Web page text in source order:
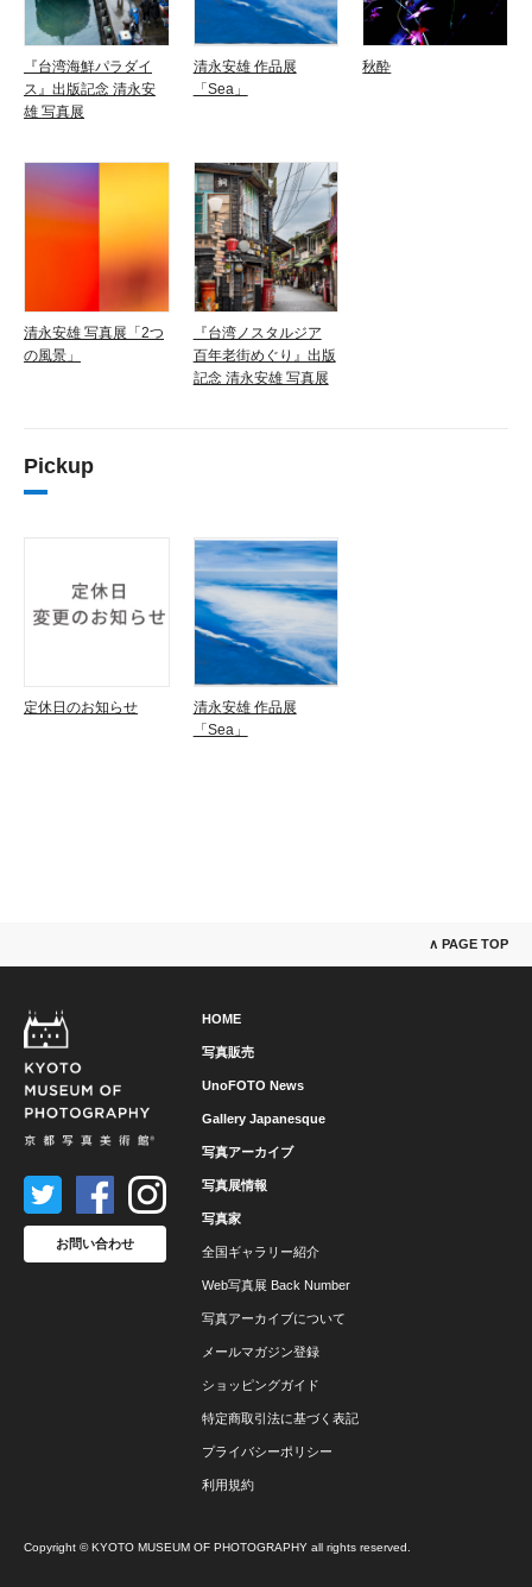
『台湾海鮮パラダイ
ス』出版記念 清永安
雄 写真展
清永安雄 作品展
「Sea」
秋酔
清永安雄 写真展「2つ
の風景」
『台湾ノスタルジア
百年老街めぐり』出版
記念 清永安雄 写真展
Pickup
定休日のお知らせ
清永安雄 作品展
「Sea」
∧ PAGE TOP
HOME
写真販売
UnoFOTO News
Gallery Japanesque
写真アーカイブ
写真展情報
写真家
全国ギャラリー紹介
Web写真展 Back Number
写真アーカイブについて
メールマガジン登録
ショッピングガイド
特定商取引法に基づく表記
プライバシーポリシー
利用規約
お問い合わせ
Copyright © KYOTO MUSEUM OF PHOTOGRAPHY all rights reserved.